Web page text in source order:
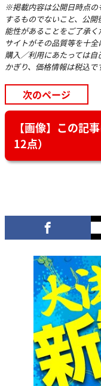
※掲載内容は公開日時点の
するものでないこと、公
能性があることをご了承
サイトがその品質等を十
購入／利用にあたっては
かぎり、価格情報は税込で
次のページ
【画像】この記
12点）